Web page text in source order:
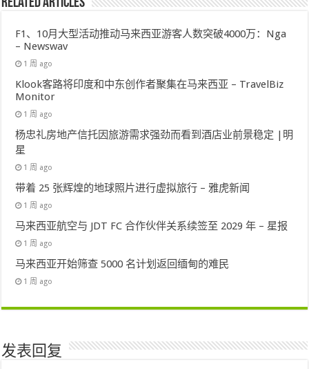
F1、10月大型活动推动马来西亚游客人数突破4000万：Nga
– Newswav
1 周 ago
Klook客路将印度和中东创作者聚集在马来西亚 – TravelBiz
Monitor
1 周 ago
杨忠礼房地产信托因旅游需求强劲而看到酒店业前景稳定 |明
星
1 周 ago
带着 25 张辉煌的地球照片进行虚拟旅行 – 雅虎新闻
1 周 ago
马来西亚航空与 JDT FC 合作伙伴关系续签至 2029 年 – 星报
1 周 ago
马来西亚开始筛查 5000 名计划返回缅甸的难民
1 周 ago
发表回复